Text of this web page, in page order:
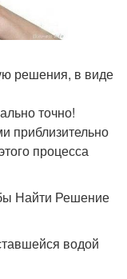
решения, в виде
точно!
приблизительно
процесса
Найти Решение
водой